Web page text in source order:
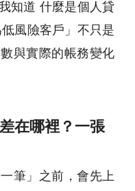
知道 什麼是個人貸
風險客戶」不只是
與實際的帳務變化
在哪裡？一張
筆」之前，會先上